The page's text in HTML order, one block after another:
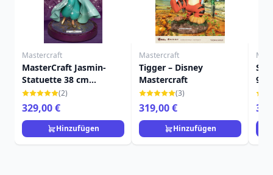
Mastercraft
MasterCraft Jasmin-
Statuette 38 cm
Limitierte Auflage -
Disney Aladdin
(2)
329,00 €
Hinzufügen
Mastercraft
Tigger – Disney
Mastercraft
(3)
319,00 €
Hinzufügen
999